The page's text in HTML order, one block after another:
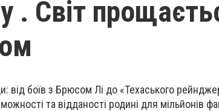
. Світ
від боїв з Брюсом Лі до «Техаського
та відданості родині для мільйонів